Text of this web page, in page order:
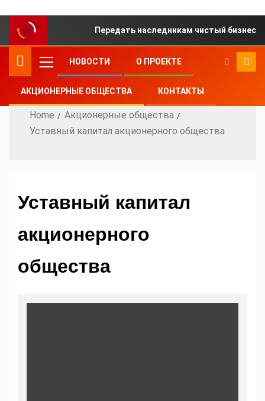
Передать наследникам чистый бизнес
НОВОСТИ О ПРОЕКТЕ
АКЦИОНЕРНЫЕ ОБЩЕСТВА КОНТАКТЫ
Home
Акционерные общества
Уставный капитал акционерного общества
Уставный капитал
акционерного
общества